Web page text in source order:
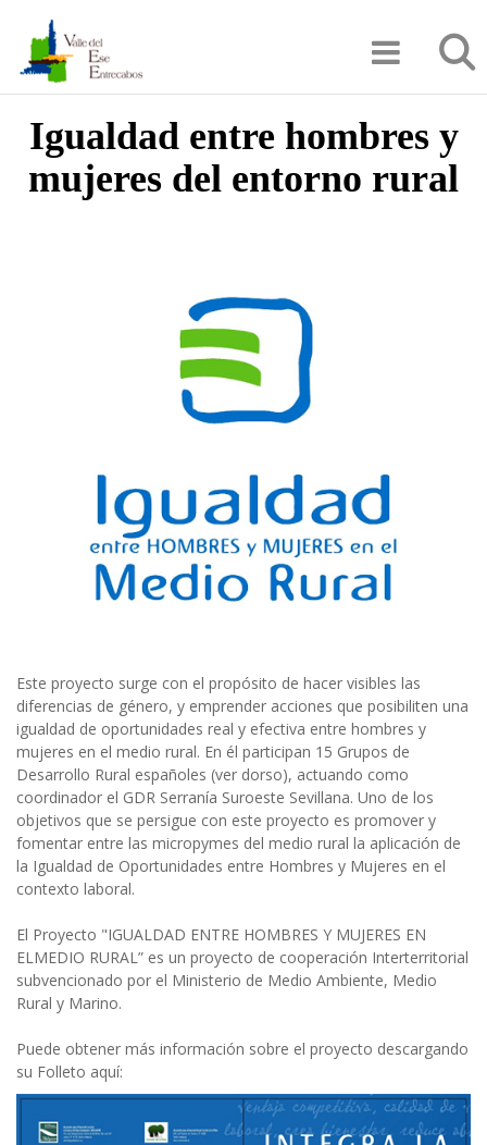
contenido
principal
Igualdad entre hombres y
mujeres del entorno rural
Este proyecto surge con el propósito de hacer visibles las
diferencias de género, y emprender acciones que posibiliten una
igualdad de oportunidades real y efectiva entre hombres y
mujeres en el medio rural. En él participan 15 Grupos de
Desarrollo Rural españoles (ver dorso), actuando como
coordinador el GDR Serranía Suroeste Sevillana. Uno de los
objetivos que se persigue con este proyecto es promover y
fomentar entre las micropymes del medio rural la aplicación de
la Igualdad de Oportunidades entre Hombres y Mujeres en el
contexto laboral.
El Proyecto "IGUALDAD ENTRE HOMBRES Y MUJERES EN
ELMEDIO RURAL” es un proyecto de cooperación Interterritorial
subvencionado por el Ministerio de Medio Ambiente, Medio
Rural y Marino.
Puede obtener más información sobre el proyecto descargando
su Folleto aquí: